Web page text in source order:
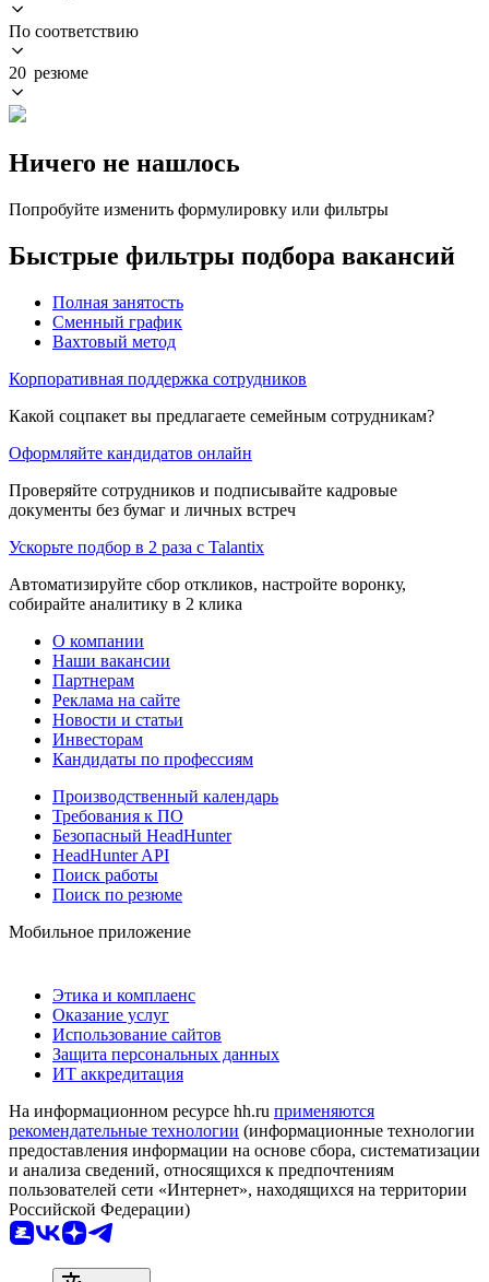
По соответствию
20 резюме
Ничего не нашлось
Попробуйте изменить формулировку или фильтры
Быстрые фильтры подбора вакансий
Полная занятость
Сменный график
Вахтовый метод
Корпоративная поддержка сотрудников
Какой соцпакет вы предлагаете семейным сотрудникам?
Оформляйте кандидатов онлайн
Проверяйте сотрудников и подписывайте кадровые
документы без бумаг и личных встреч
Ускорьте подбор в 2 раза с Talantix
Автоматизируйте сбор откликов, настройте воронку,
собирайте аналитику в 2 клика
О компании
Наши вакансии
Партнерам
Реклама на сайте
Новости и статьи
Инвесторам
Кандидаты по профессиям
Производственный календарь
Требования к ПО
Безопасный HeadHunter
HeadHunter API
Поиск работы
Поиск по резюме
Мобильное приложение
Этика и комплаенс
Оказание услуг
Использование сайтов
Защита персональных данных
ИТ аккредитация
На информационном ресурсе hh.ru применяются
рекомендательные технологии (информационные технологии
предоставления информации на основе сбора, систематизации
и анализа сведений, относящихся к предпочтениям
пользователей сети «Интернет», находящихся на территории
Российской Федерации)